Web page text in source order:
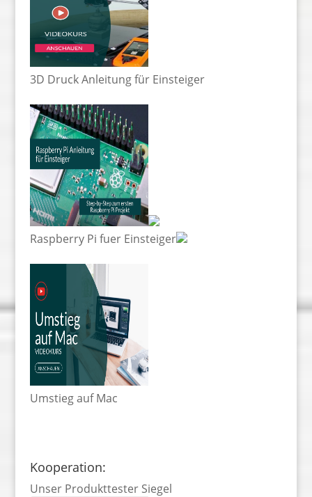
3D Druck Anleitung für Einsteiger
Raspberry Pi fuer Einsteiger
Umstieg auf Mac
Kooperation:
Unser Produkttester Siegel